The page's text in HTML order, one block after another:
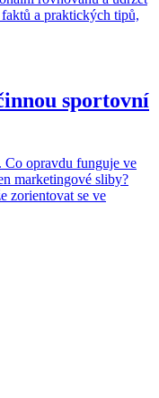
a praktických tipů,
sportovní
Co opravdu funguje ve
marketingové sliby?
zorientovat se ve